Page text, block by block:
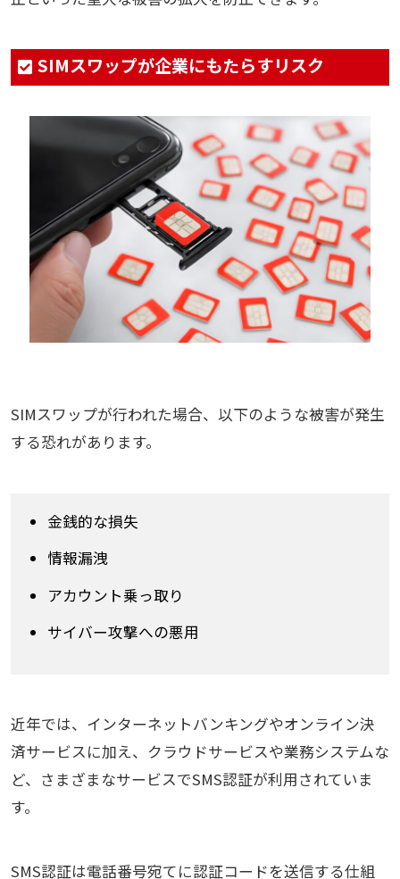
SIMスワップが企業にもたらすリスク
SIMスワップが行われた場合、以下のような被害が発生
する恐れがあります。
金銭的な損失
情報漏洩
アカウント乗っ取り
サイバー攻撃への悪用
近年では、インターネットバンキングやオンライン決
済サービスに加え、クラウドサービスや業務システムな
ど、さまざまなサービスでSMS認証が利用されていま
す。
SMS認証は電話番号宛てに認証コードを送信する仕組